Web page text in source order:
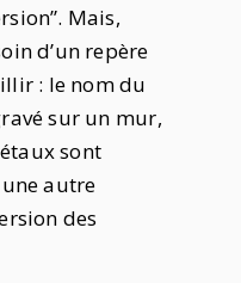
Mais,
d’un repère
: le nom du
sur un mur,
sont
autre
des